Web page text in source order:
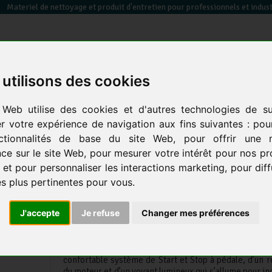
des cookies
utilise des cookies et d'autres technologies de
votre expérience de navigation aux fins suivantes :
de base du site Web, pour offrir une
sur le site Web, pour mesurer votre intérêt pour nos
et pour personnaliser les interactions marketing, pour
plus pertinentes pour vous.
J'accepte Je refuse Changer mes préférences
Materiel de nettoyage et produit d'entretien pour professionnels et
électrique
locaux
poussière retouraux produits prod.
ASPIRATEUR POUSSIÈRES X15
ELSEA
• Aspirateur avec un style novateur et fonctionnel,
• Force d’aspiration élevée, très silencieux, l’«
confortable système de Start et Stop à pédale, d’un